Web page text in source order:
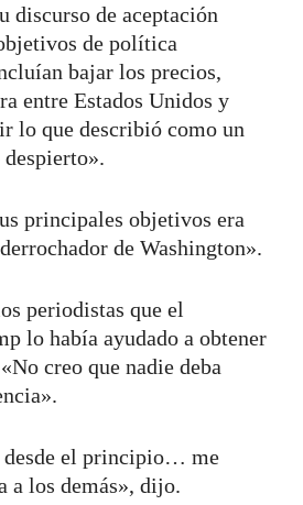
discurso de aceptación
de política
bajar los precios,
entre Estados Unidos y
lo que describió como un
principales objetivos era
de Washington».
periodistas que el
lo había ayudado a obtener
creo que nadie deba
desde el principio… me
a los demás», dijo.